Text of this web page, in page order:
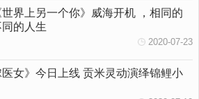
世界上另一个你》威海开机 ，相同的
的人生
2020-07-23
医女》今日上线 贡米灵动演绎锦鲤小